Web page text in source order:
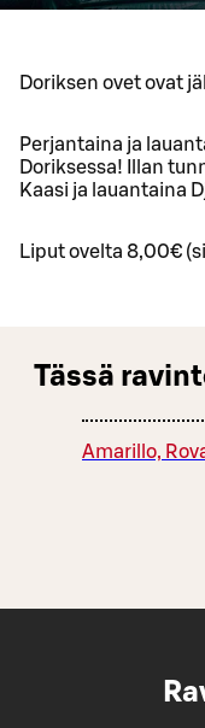
Doriksen ovet ovat
Perjantaina ja
Doriksessa! Illan
Kaasi ja lauantaina
Liput ovelta 8,00€
Tässä
Amarillo,